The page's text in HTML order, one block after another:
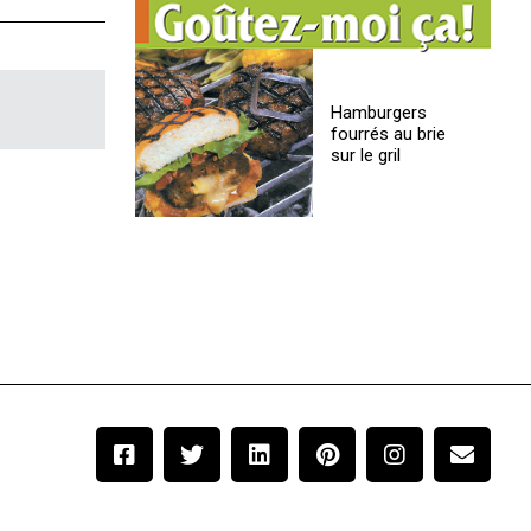
Hamburgers
fourrés au brie
sur le gril